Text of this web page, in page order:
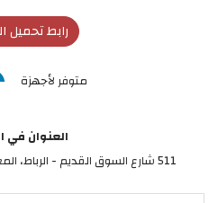
رابط تحميل
متوفر لأجهزة
العنوان في
511 شارع السوق القديم - الرباط، المغرب morocco@alcoupon.com